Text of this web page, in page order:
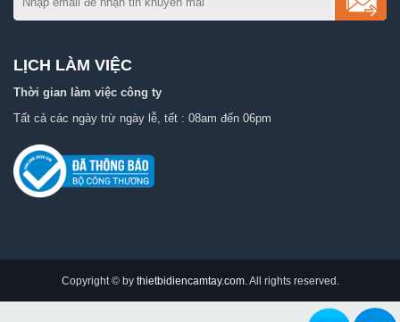
LỊCH LÀM VIỆC
Thời gian làm việc công ty
Tất cả các ngày trừ ngày lễ, tết : 08am đến 06pm
Copyright © by thietbidiencamtay.com. All rights reserved.